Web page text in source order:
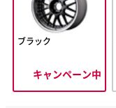
ブラック
キャンペーン中